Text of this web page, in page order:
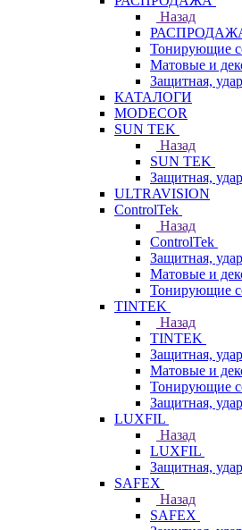
Назад
Тонирующие
Матовые и
Защитная,
КАТАЛОГИ
MODECOR
SUN TEK
Назад
SUN TEK
Защитная,
ULTRAVISION
ControlTek
Назад
ControlTek
Защитная,
Матовые и
Тонирующие
TINTEK
Назад
TINTEK
Защитная,
Матовые и
Тонирующие
Защитная,
LUXFIL
Назад
LUXFIL
Защитная,
SAFEX
Назад
SAFEX